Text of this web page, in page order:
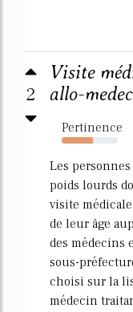
2
Visite
allo-
Pertinence
55%
Les
poids lourds
visite
de leur âge
des médecins
sous-
choisi sur la
médecin